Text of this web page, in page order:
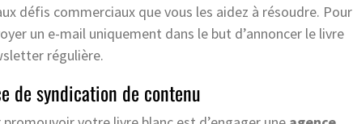
défis commerciaux que vous les aidez à résoudre. Pour
un e-mail uniquement dans le but d’annoncer le livre
régulière.
de syndication de contenu